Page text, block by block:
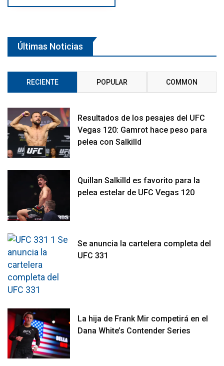
Últimas Noticias
RECIENTE POPULAR COMMON
Resultados de los pesajes del UFC
Vegas 120: Gamrot hace peso para
pelea con Salkilld
Quillan Salkilld es favorito para la
pelea estelar de UFC Vegas 120
Se anuncia la cartelera completa del
UFC 331
La hija de Frank Mir competirá en el
Dana White’s Contender Series